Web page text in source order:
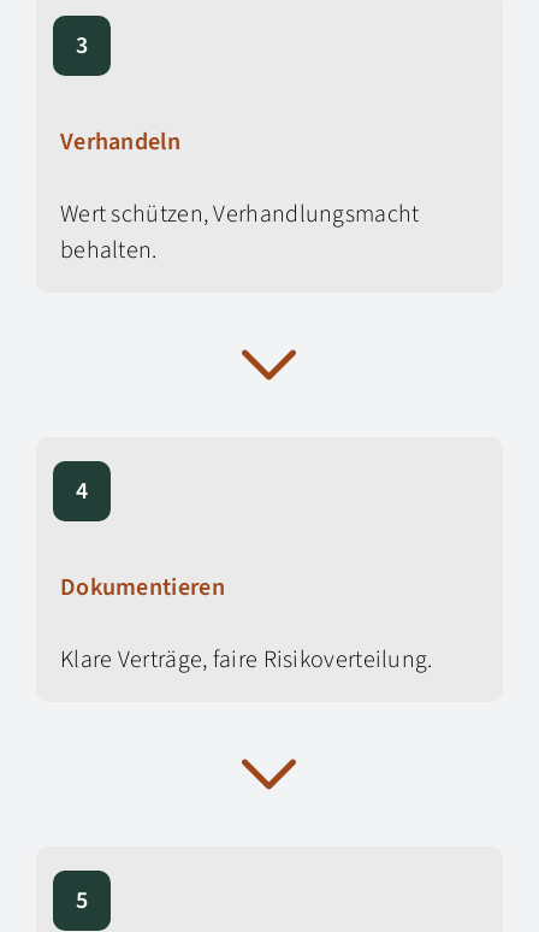
3
Verhandeln
Wert schützen, Verhandlungsmacht
behalten.
4
Dokumentieren
Klare Verträge, faire Risikoverteilung.
5